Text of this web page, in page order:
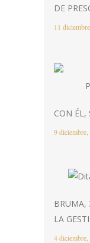
DE
11
CON ÉL,
9 diciembre,
BRUMA,
LA
4 diciembre,